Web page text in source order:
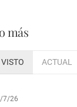
más
VISTO ACTUAL
7/26